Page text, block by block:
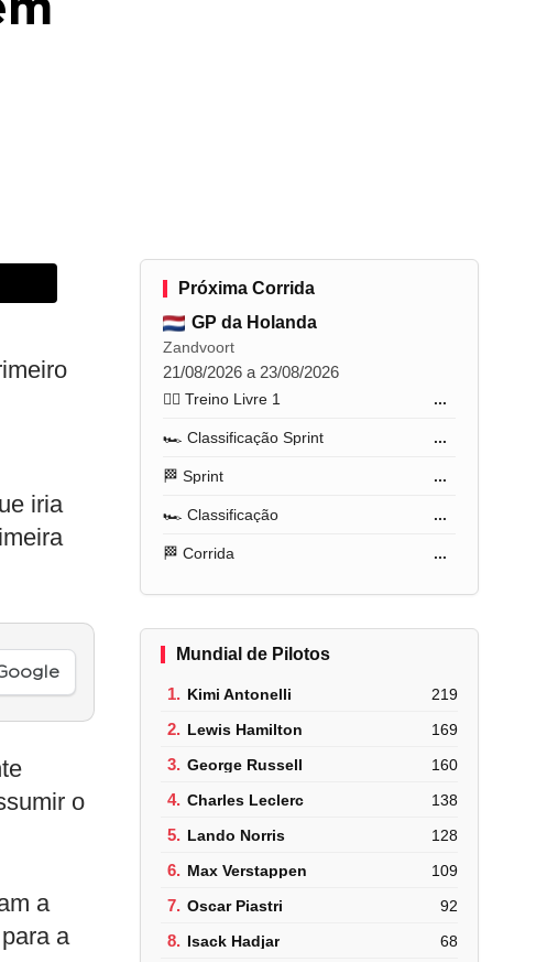
iria
o
a
a
Próxima Corrida
GP da Holanda
Zandvoort
21/08/2026 a 23/08/2026
🏋️‍♂️ Treino Livre 1 ...
🏎️ Classificação Sprint ...
🏁 Sprint ...
🏎️ Classificação ...
🏁 Corrida ...
Mundial de Pilotos
1. Kimi Antonelli 219
2. Lewis Hamilton 169
3. George Russell 160
4. Charles Leclerc 138
5. Lando Norris 128
6. Max Verstappen 109
7. Oscar Piastri 92
8. Isack Hadjar 68